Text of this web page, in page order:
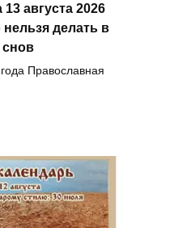
августа 2026
делать в
снов
Православная